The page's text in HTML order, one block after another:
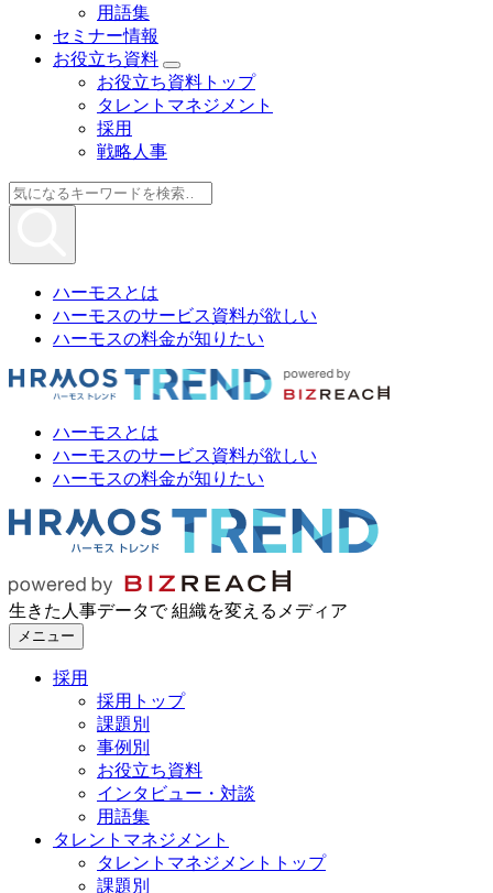
用語集
セミナー情報
お役立ち資料
お役立ち資料トップ
タレントマネジメント
採用
戦略人事
ハーモスとは
ハーモスのサービス資料が欲しい
ハーモスの料金が知りたい
ハーモスとは
ハーモスのサービス資料が欲しい
ハーモスの料金が知りたい
生きた人事データで 組織を変えるメディア
メニュー
採用
採用トップ
課題別
事例別
お役立ち資料
インタビュー・対談
用語集
タレントマネジメント
タレントマネジメントトップ
課題別